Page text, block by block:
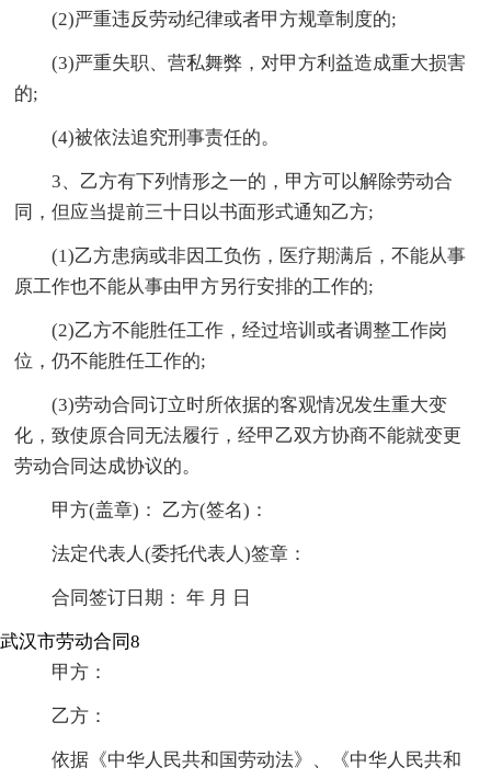
(2)严重违反劳动纪律或者甲方规章制度的;
(3)严重失职、营私舞弊，对甲方利益造成重大损害
的;
(4)被依法追究刑事责任的。
3、乙方有下列情形之一的，甲方可以解除劳动合
同，但应当提前三十日以书面形式通知乙方;
(1)乙方患病或非因工负伤，医疗期满后，不能从事
原工作也不能从事由甲方另行安排的工作的;
(2)乙方不能胜任工作，经过培训或者调整工作岗
位，仍不能胜任工作的;
(3)劳动合同订立时所依据的客观情况发生重大变
化，致使原合同无法履行，经甲乙双方协商不能就变更
劳动合同达成协议的。
甲方(盖章)： 乙方(签名)：
法定代表人(委托代表人)签章：
合同签订日期： 年 月 日
武汉市劳动合同8
甲方：
乙方：
依据《中华人民共和国劳动法》、《中华人民共和